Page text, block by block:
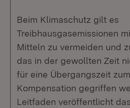
Beim Klimaschutz gilt es
Treibhausgasemissionen
Mitteln zu vermeiden und
das in der gewollten Zeit
für eine Übergangszeit
Kompensation gegriffen
Leitfaden veröffentlicht das